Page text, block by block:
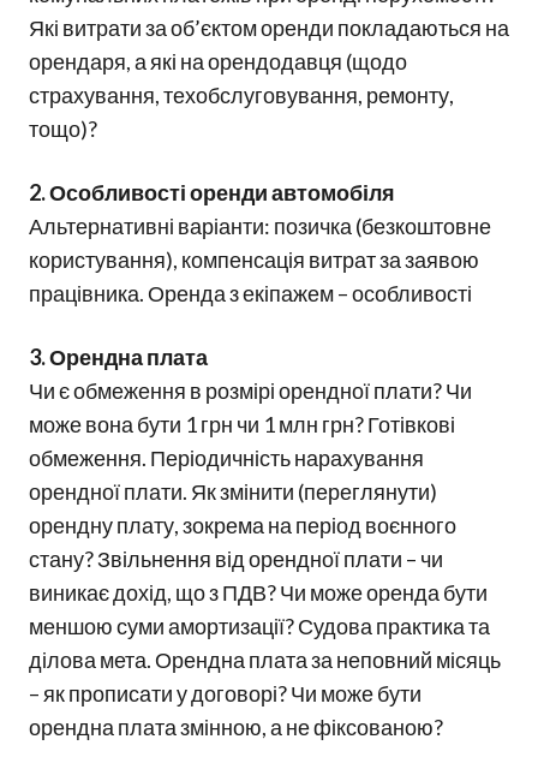
Які витрати за об’єктом оренди покладаються на
орендаря, а які на орендодавця (щодо
страхування, техобслуговування, ремонту,
тощо)?
2. Особливості оренди автомобіля
Альтернативні варіанти: позичка (безкоштовне
користування), компенсація витрат за заявою
працівника. Оренда з екіпажем – особливості
3. Орендна плата
Чи є обмеження в розмірі орендної плати? Чи
може вона бути 1 грн чи 1 млн грн? Готівкові
обмеження. Періодичність нарахування
орендної плати. Як змінити (переглянути)
орендну плату, зокрема на період воєнного
стану? Звільнення від орендної плати – чи
виникає дохід, що з ПДВ? Чи може оренда бути
меншою суми амортизації? Судова практика та
ділова мета. Орендна плата за неповний місяць
– як прописати у договорі? Чи може бути
орендна плата змінною, а не фіксованою?